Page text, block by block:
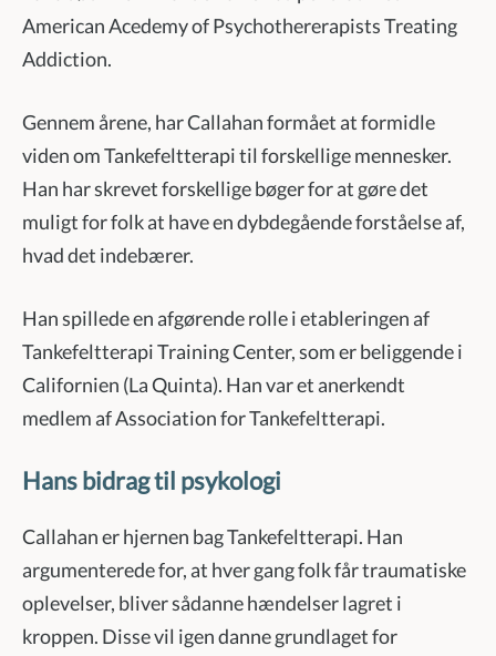
American Acedemy of Psychothererapists Treating
Addiction.
Gennem årene, har Callahan formået at formidle
viden om Tankefeltterapi til forskellige mennesker.
Han har skrevet forskellige bøger for at gøre det
muligt for folk at have en dybdegående forståelse af,
hvad det indebærer.
Han spillede en afgørende rolle i etableringen af
Tankefeltterapi Training Center, som er beliggende i
Californien (La Quinta). Han var et anerkendt
medlem af Association for Tankefeltterapi.
Hans bidrag til psykologi
Callahan er hjernen bag Tankefeltterapi. Han
argumenterede for, at hver gang folk får traumatiske
oplevelser, bliver sådanne hændelser lagret i
kroppen. Disse vil igen danne grundlaget for